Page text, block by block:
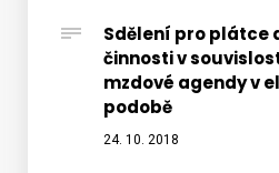
Sdělení pro plátce
činnosti v
mzdové agendy v
podobě
24. 10. 2018